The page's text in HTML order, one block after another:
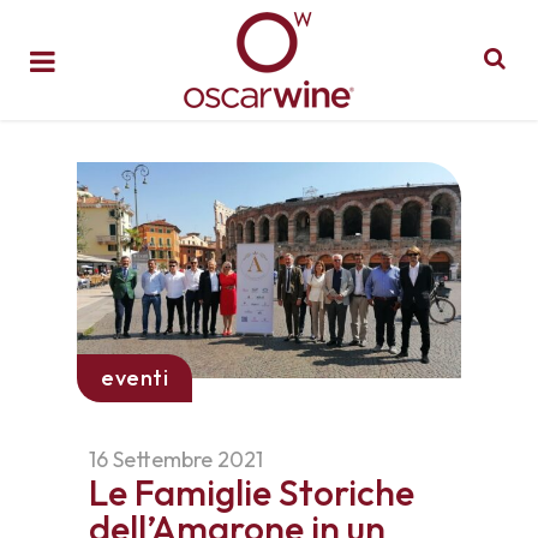
eventi
16 Settembre 2021
Le Famiglie Storiche
dell’Amarone in un